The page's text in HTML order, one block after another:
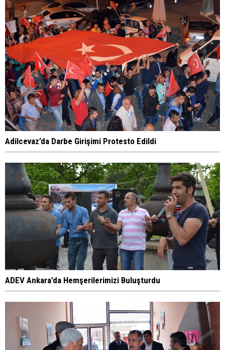
Adilcevaz’da Darbe Girişimi Protesto Edildi
ADEV Ankara’da Hemşerilerimizi Buluşturdu